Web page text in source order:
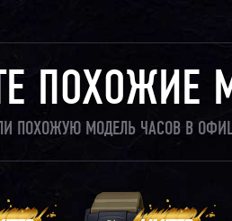
ПОХОЖИЕ
ПОХОЖУЮ МОДЕЛЬ ЧАСОВ В